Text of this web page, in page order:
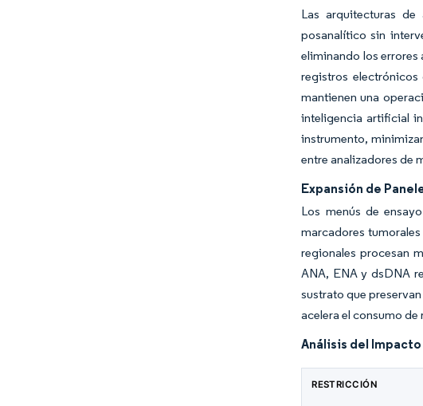
Las arquitecturas
posanalítico sin
eliminando los
registros
mantienen una
inteligencia artificial
instrumento,
entre analizadores de
Expansión de
Los menús de
marcadores
regionales procesan
ANA, ENA y dsDNA
sustrato que
acelera el consumo
Análisis del
RESTRICCIÓN